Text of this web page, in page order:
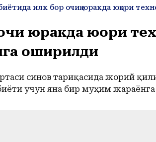
юракда юқори
оширилди
синов тариқасида жорий
учун яна бир муҳим жараёнга